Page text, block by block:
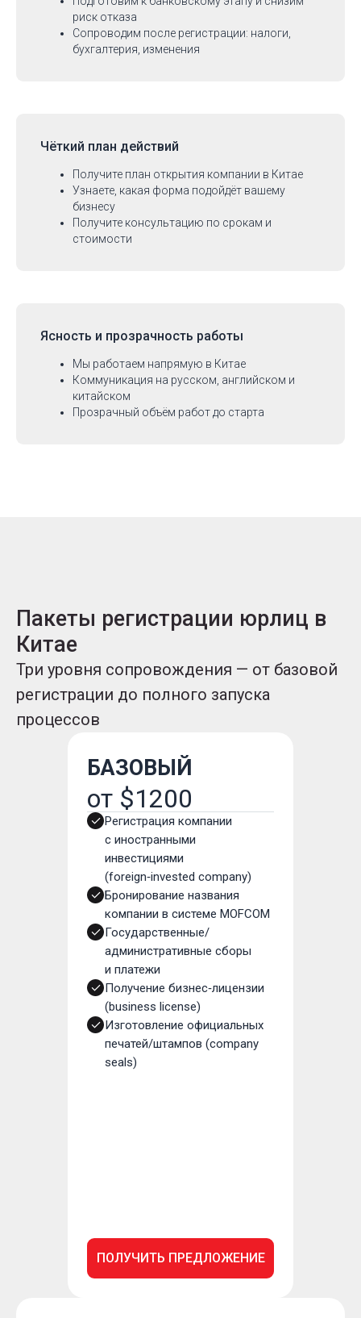
риск отказа
Сопроводим после регистрации: налоги,
бухгалтерия, изменения
Чёткий план действий
Получите план открытия компании в Китае
Узнаете, какая форма подойдёт вашему
бизнесу
Получите консультацию по срокам и
стоимости
Ясность и прозрачность работы
Мы работаем напрямую в Китае
Коммуникация на русском, английском и
китайском
Прозрачный объём работ до старта
Пакеты регистрации юрлиц в
Китае
Три уровня сопровождения — от базовой
регистрации до полного запуска
процессов
БАЗОВЫЙ
от $1200
Регистрация компании
с иностранными
инвестициями
(foreign‑invested company)
Бронирование названия
компании в системе MOFCOM
Государственные/
административные сборы
и платежи
Получение бизнес‑лицензии
(business license)
Изготовление официальных
печатей/штампов (company
seals)
ПОЛУЧИТЬ ПРЕДЛОЖЕНИЕ